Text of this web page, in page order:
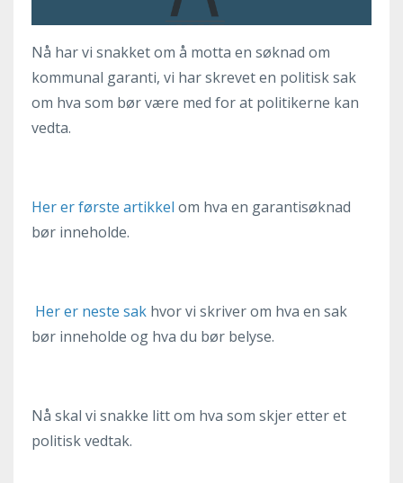
Nå har vi snakket om å motta en søknad om
kommunal garanti, vi har skrevet en politisk sak
om hva som bør være med for at politikerne kan
vedta.
Her er første artikkel om hva en garantisøknad
bør inneholde.
Her er neste sak hvor vi skriver om hva en sak
bør inneholde og hva du bør belyse.
Nå skal vi snakke litt om hva som skjer etter et
politisk vedtak.